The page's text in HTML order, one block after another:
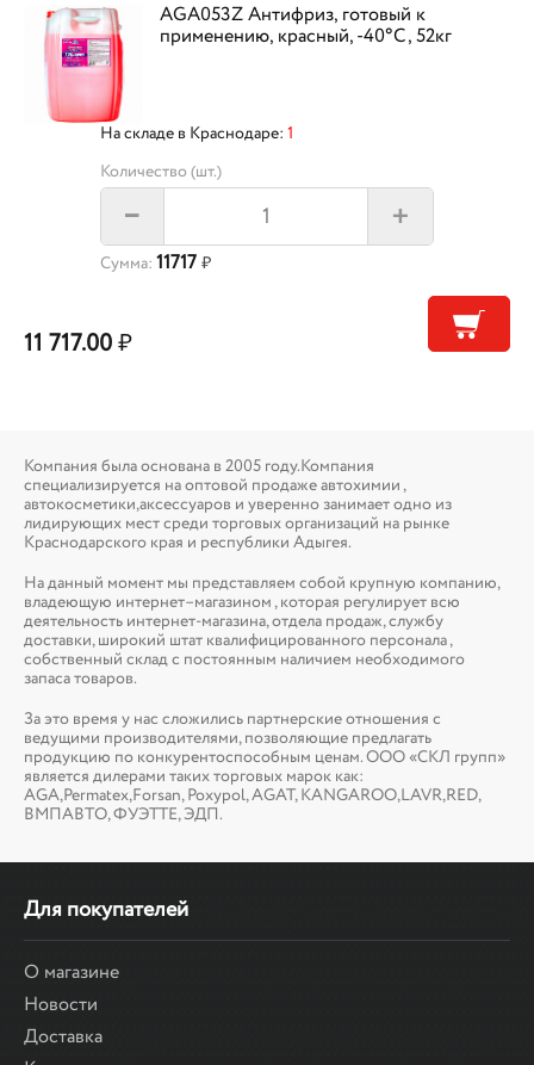
AGA053Z Антифриз, готовый к
применению, красный, -40°С, 52кг
На складе в Краснодаре: 1
Количество (шт.)
– +
Сумма: 11717 ₽
11 717.00₽
Компания была основана в 2005 году.Компания
специализируется на оптовой продаже автохимии ,
автокосметики,аксессуаров и уверенно занимает одно из
лидирующих мест среди торговых организаций на рынке
Краснодарского края и республики Адыгея.
На данный момент мы представляем собой крупную компанию,
владеющую интернет–магазином , которая регулирует всю
деятельность интернет-магазина, отдела продаж, службу
доставки, широкий штат квалифицированного персонала ,
собственный склад c постоянным наличием необходимого
запаса товаров.
За это время у нас сложились партнерские отношения с
ведущими производителями, позволяющие предлагать
продукцию по конкурентоспособным ценам. ООО «СКЛ групп»
является дилерами таких торговых марок как:
AGA,Permatex,Forsan, Poxypol, AGAT, KANGAROO,LAVR,RED,
ВМПАВТО, ФУЭТТЕ, ЭДП.
Для покупателей
О магазине
Новости
Доставка